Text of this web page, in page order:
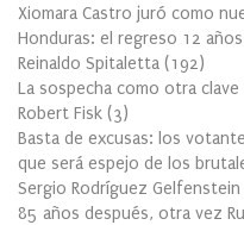
Xiomara Castro juró como
Honduras: el regreso 12
Reinaldo Spitaletta (192)
La sospecha como otra
Robert Fisk (3)
Basta de excusas: los
que será espejo de los
Sergio Rodríguez Gelfenstein
85 años después, otra vez